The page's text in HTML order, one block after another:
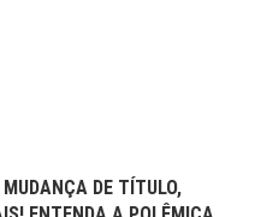
DE TÍTULO,